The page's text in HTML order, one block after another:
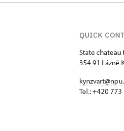
QUICK
State chateau
354 91 Lázně
Tel.: +420